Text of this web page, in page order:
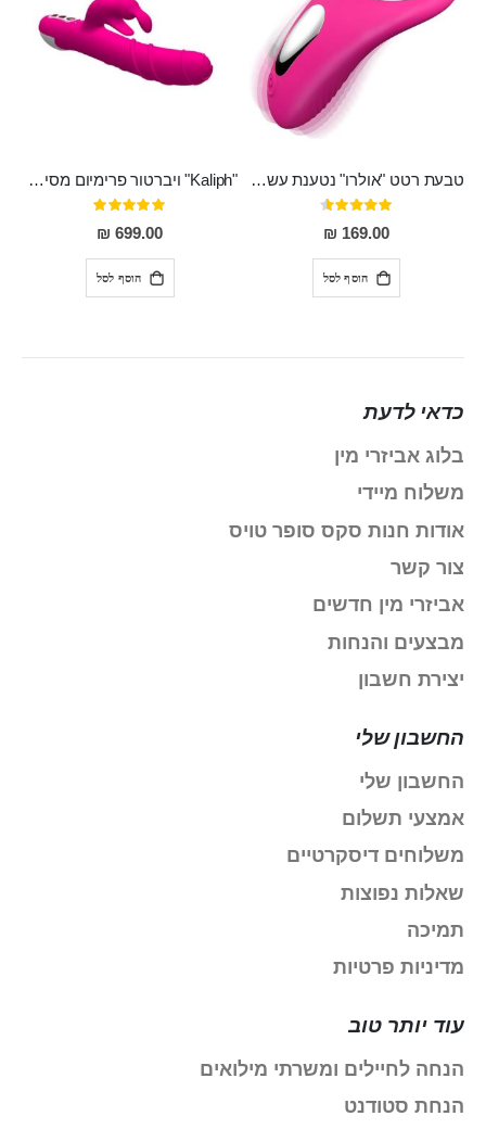
טבעת רטט "אולרו" נטענת עשויה סיליקון רפואי עם רטט חזק ומטריף חושים
דירוג:
91%
169.00 ₪
הוסף לסל
"Kaliph" ויברטור פרימיום מסיליקון רפואי , נטען, שקט במיוחד, מסתובב ומתפתל, שמנמן עם חדירה 14 סמ
דירוג:
100%
699.00 ₪
הוסף לסל
כדאי לדעת
בלוג אביזרי מין
משלוח מיידי
אודות חנות סקס סופר טויס
צור קשר
אביזרי מין חדשים
מבצעים והנחות
יצירת חשבון
החשבון שלי
החשבון שלי
אמצעי תשלום
משלוחים דיסקרטיים
שאלות נפוצות
תמיכה
מדיניות פרטיות
עוד יותר טוב
הנחה לחיילים ומשרתי מילואים
הנחת סטודנט